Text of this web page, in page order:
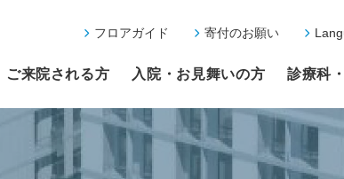
フロアガイド 寄付のお願い
ご来院される方 入院・お見舞いの方 診療科